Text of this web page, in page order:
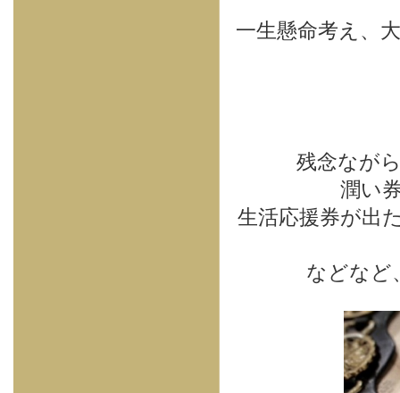
一生懸命考え、
残念なが
潤い
生活応援券が出
などなど